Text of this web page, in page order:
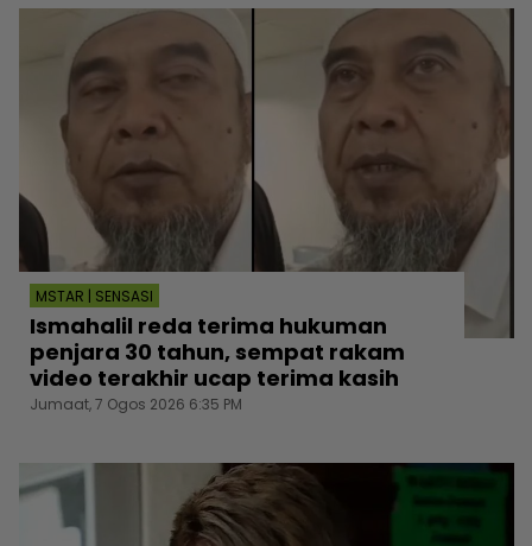
MSTAR | SENSASI
Ismahalil reda terima hukuman
penjara 30 tahun, sempat rakam
video terakhir ucap terima kasih
Jumaat, 7 Ogos 2026 6:35 PM